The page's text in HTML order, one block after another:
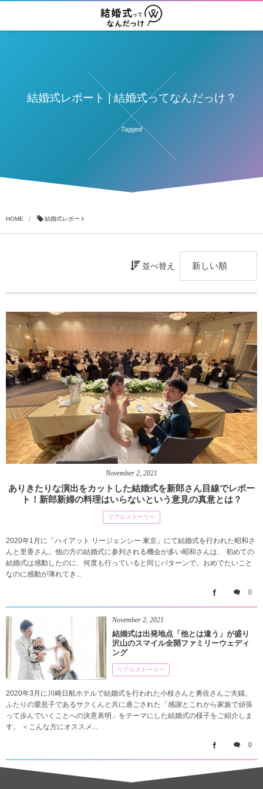
結婚式レポート | 結婚式ってなんだっけ？
Tagged
HOME 結婚式レポート
並べ替え
November 2, 2021
ありきたりな演出をカットした結婚式を新郎さん目線でレポー
ト！新郎新婦の料理はいらないという意見の真意とは？
リアルストーリー
2020年1月に「ハイアット リージェンシー 東京」にて結婚式を行われた昭和さ
んと里香さん。他の方の結婚式に参列される機会が多い昭和さんは、 初めての
結婚式は感動したのに、何度も行っていると同じパターンで。おめでたいこと
なのに感動が薄れてき...
0
November 2,2021
結婚式は出発地点「他とは違う」が盛り
沢山のスマイル全開ファミリーウェディ
ング
リアルストーリー
2020年3月に川崎日航ホテルで結婚式を行われた小枝さんと勇佐さんご夫婦。
ふたりの愛息子であるサクくんと共に過ごされた「感謝とこれから家族で頑張
って歩んでいくことへの決意表明」をテーマにした結婚式の様子をご紹介しま
す。 ＜こんな方にオススメ...
0